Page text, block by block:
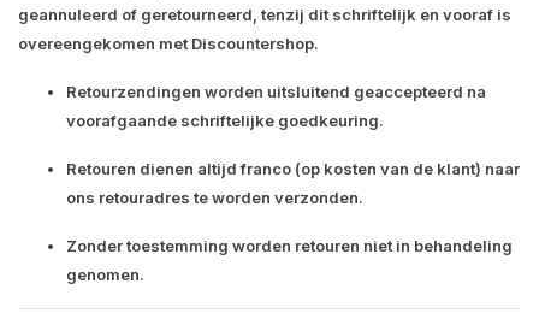
geannuleerd of geretourneerd, tenzij dit schriftelijk en vooraf is
overeengekomen met Discountershop.
Retourzendingen worden uitsluitend geaccepteerd na
voorafgaande schriftelijke goedkeuring.
Retouren dienen altijdfranco (op kosten van de klant) naar
ons retouradres te worden verzonden.
Zonder toestemming worden retouren niet in behandeling
genomen.